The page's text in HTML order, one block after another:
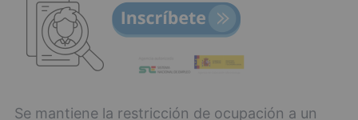
Se mantiene la restricción de ocupación a un